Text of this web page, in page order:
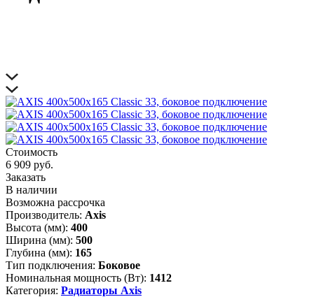
Стоимость
6 909 руб.
Заказать
В наличии
Возможна рассрочка
Производитель: Axis
Высота (мм): 400
Ширина (мм): 500
Глубина (мм): 165
Тип подключения: Боковое
Номинальная мощность (Вт): 1412
Категория: Радиаторы Axis